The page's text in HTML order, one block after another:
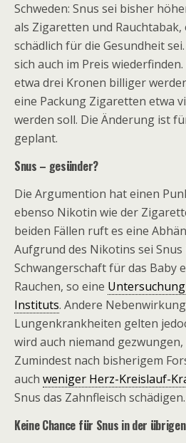
Schweden: Snus sei bisher
als Zigaretten und
schädlich für die Gesundheit
sich auch im Preis
etwa drei Kronen billiger
eine Packung Zigaretten etwa
werden soll. Die Änderung ist
geplant.
Snus – gesünder?
Die Argumention hat einen
ebenso Nikotin wie der
beiden Fällen ruft es eine
Aufgrund des Nikotins sei Snus
Schwangerschaft für das Baby
Rauchen, so eine
Instituts. Andere
Lungenkrankheiten gelten
wird auch niemand
Zumindest nach bisherigem
auch weniger Herz-Kreislauf-
Snus das Zahnfleisch schädigen.
Keine Chance für Snus in der